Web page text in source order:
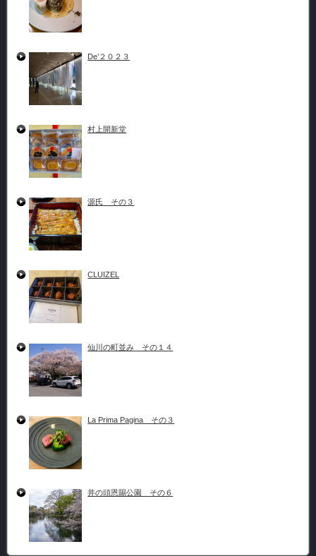
De’２０２３
村上開新堂
源氏 その３
CLUIZEL
仙川の町並み その１４
La Prima Pagina その３
井の頭恩賜公園 その６